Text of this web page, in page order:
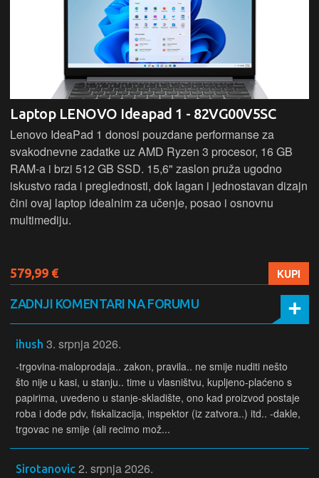
Laptop LENOVO Ideapad 1 - 82VG00V5SC
Lenovo IdeaPad 1 donosi pouzdane performanse za
svakodnevne zadatke uz AMD Ryzen 3 procesor, 16 GB
RAM-a i brzi 512 GB SSD. 15,6" zaslon pruža ugodno
iskustvo rada i preglednosti, dok lagan i jednostavan dizajn
čini ovaj laptop idealnim za učenje, posao i osnovnu
multimediju.
579,99 € KUPI
ZADNJI KOMENTARI NA FORUMU
ihush 3. srpnja 2026.
-trgovina-maloprodaja.. zakon, pravila.. ne smije nuditi nešto
što nije u kasi, u stanju.. time u vlasništvu, kupljeno-plaćeno s
papirima, uvedeno u stanje-skladište, ono kad proizvod postaje
roba i dođe pdv, fiskalizacija, inspektor (iz zatvora..) itd.. -dakle,
trgovac ne smije (ali recimo mož...
Sirotanovic 2. srpnja 2026.